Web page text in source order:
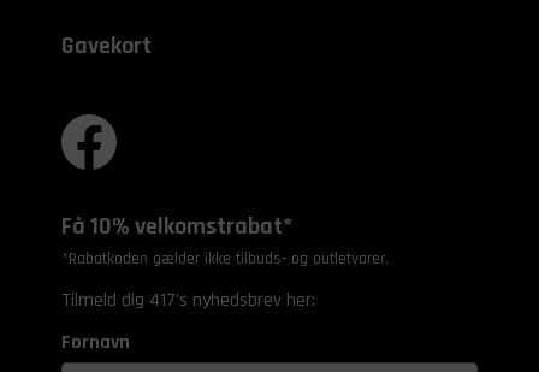
Gavekort
Få 10% velkomstrabat*
*Rabatkoden gælder ikke tilbuds- og outletvarer.
Tilmeld dig 417's nyhedsbrev her:
Fornavn